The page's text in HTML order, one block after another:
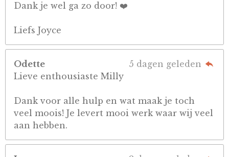
Dank je wel ga zo door! ❤️
Liefs Joyce
Odette
5 dagen geleden
Lieve enthousiaste Milly
Dank voor alle hulp en wat maak je toch
veel moois! Je levert mooi werk waar wij veel
aan hebben.